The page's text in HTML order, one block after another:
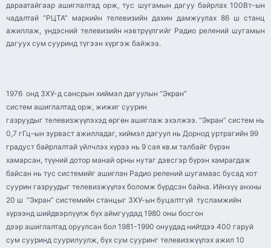
дараатайгаар ашиглалтад орж, тус шугамын дагуу байрлах 100Вт-ын
чадалтай “РЦТА” маркийн телевизийн дахин дамжуулах 86 ш станц
ажиллаж, үндэсний телевизийн нэвтрүүлгийг Радио релений шугамын
дагуух сум сууринд түгээн хүргэж байжээ.
1976 онд ЗХУ-д сансрын хиймэл дагуулын “Экран”
систем ашиглалтад орж, жижиг суурин
газруудыг телевизжүүлэхэд өргөн ашиглаж эхэлжээ. “Экран” систем нь
0,7 гГц–ын зурваст ажилладаг, хиймэл дагуул нь Дорнод уртрагийн 99
градуст байрлалтай үйлчлэх хүрээ нь 9 сая кв.м талбайг бүрэн
хамарсан, түүний дотор манай орны нутаг дэвсгэр бүрэн хамрагдаж
байсан нь тус системийг ашиглан Радио релений шугамаас бусад хот
суурин газруудыг телевизжүүлэх боломж бүрдсэн байна. Ийнхүү анхны
20 ш “Экран” системийн станцыг ЗХУ-ын буцалтгүй тусламжийн
хүрээнд шийдвэрлүүлж бүх аймгуудад 1980 оны босгон
дээр ашиглалтад оруулсан бол 1981-1990 онуудад нийтдээ 400 гаруй
сум сууринд суурилуулж, бүх сум сууринг телевизжүүлэх ажил 10